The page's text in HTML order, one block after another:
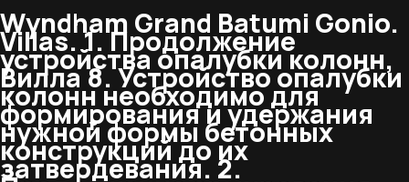
Wyndham Grand Batumi Gonio.
Villas.1. Продолжение
устройства опалубки колонн,
Вилла 8. Устройство опалубки
колонн необходимо для
формирования и удержания
нужной формы бетонных
конструкций до их
затвердевания. 2.